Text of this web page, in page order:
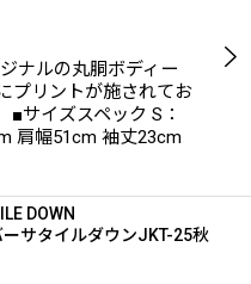
ナルの丸胴ボディー
プリントが施されてお
■サイズスペック S：
肩幅51cm 袖丈23cm
DOWN
ーサタイルダウンJKT-25秋